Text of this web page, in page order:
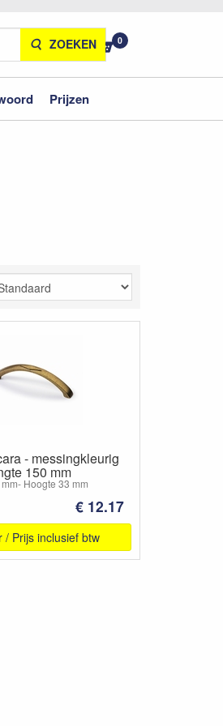
ZOEKEN 0
Prijzen
- messingkleurig
150 mm
Hoogte 33 mm
€ 12.17
/ Prijs inclusief btw